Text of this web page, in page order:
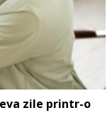
zile printr-o